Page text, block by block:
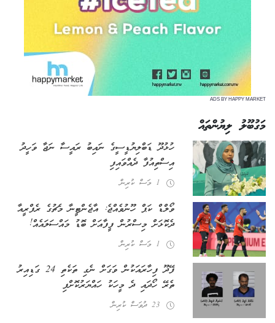
ADS BY HAPPY MARKET
މަގުބޫލު ލިޔުންތައް
ހުޅުދޫ ޑަބްލިޔުޑީސީގެ ނައިބު ރައީސާ ނަޖާ ވަހީދު
އިސްތިއުފާ ދެއްވައިފި
1 މަސް ކުރިން
ވޯލްޑް ކަޕް ހޫނުވެއްޖެ: އާޖެންޓީނާ މެޗުގެ ރެފްރީއާ
ދެކޮޅަށް މިސްރުން ފީފާއަށް ބޮޑު މައްސަލައެއް!
1 މަސް ކުރިން
ފޭދޫ ފިހާރައަކުން ވަގަށް ނެގި ތަކެތި 24 ގަޑިއިރު
ތެރޭ ހޯދައި ދެ މީހަކު ހައްޔަރުކޮށްފި
23 ދުވަސް ކުރިން